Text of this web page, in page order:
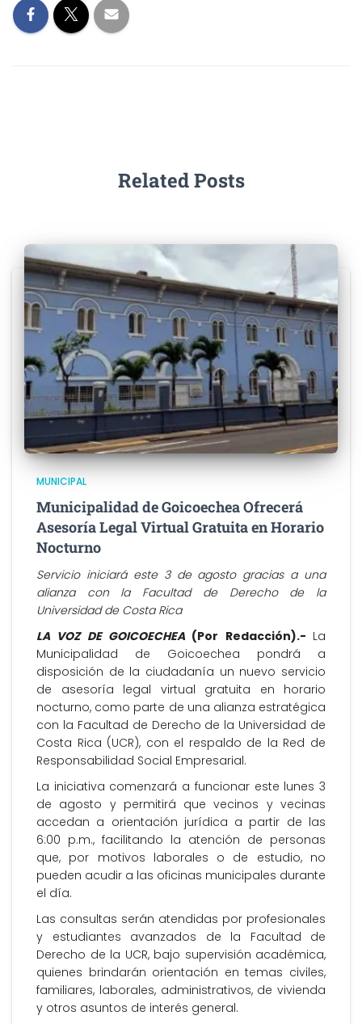
k
Related Posts
MUNICIPAL
Municipalidad de Goicoechea Ofrecerá
Asesoría Legal Virtual Gratuita en Horario
Nocturno
Servicio iniciará este 3 de agosto gracias a una
alianza con la Facultad de Derecho de la
Universidad de Costa Rica
LA VOZ DE GOICOECHEA (Por Redacción).- La
Municipalidad de Goicoechea pondrá a
disposición de la ciudadanía un nuevo servicio
de asesoría legal virtual gratuita en horario
nocturno, como parte de una alianza estratégica
con la Facultad de Derecho de la Universidad de
Costa Rica (UCR), con el respaldo de la Red de
Responsabilidad Social Empresarial.
La iniciativa comenzará a funcionar este lunes 3
de agosto y permitirá que vecinos y vecinas
accedan a orientación jurídica a partir de las
6:00 p.m., facilitando la atención de personas
que, por motivos laborales o de estudio, no
pueden acudir a las oficinas municipales durante
el día.
Las consultas serán atendidas por profesionales
y estudiantes avanzados de la Facultad de
Derecho de la UCR, bajo supervisión académica,
quienes brindarán orientación en temas civiles,
familiares, laborales, administrativos, de vivienda
y otros asuntos de interés general.